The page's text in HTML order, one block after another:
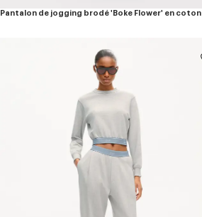
Pantalon de jogging brodé 'Boke Flower' en coton